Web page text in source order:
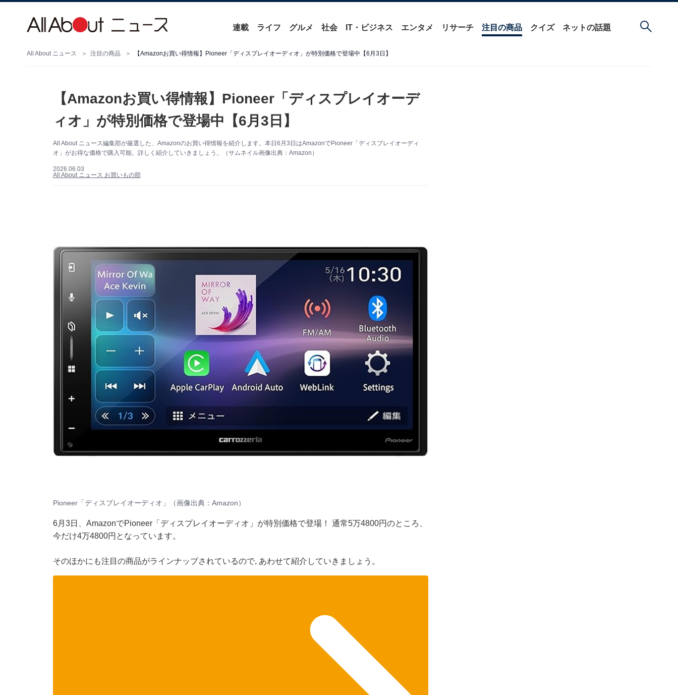
連載 ライフ グルメ 社会 IT・ビジネス エンタメ リサーチ 注目の商品 クイズ ネットの話題
All About ニュース 注目の商品 【Amazonお買い得情報】Pioneer「ディスプレイオーディオ」が特別価格で登場中【6月3日】
【Amazonお買い得情報】Pioneer「ディスプレイオーデ
ィオ」が特別価格で登場中【6月3日】
All About ニュース編集部が厳選した、Amazonのお買い得情報を紹介します。本日6月3日はAmazonでPioneer「ディスプレイオーディ
オ」がお得な価格で購入可能。詳しく紹介していきましょう。（サムネイル画像出典：Amazon）
2026.06.03
All About ニュース お買いもの部
Pioneer「ディスプレイオーディオ」（画像出典：Amazon）
6月3日、 AmazonでPioneer「ディスプレイオーディオ」が特別価格で登場！ 通常5万4800円のところ、
今だけ4万4800円となっています。
そのほかにも注目の商品がラインナップされているので, あわせて紹介していきましょう。